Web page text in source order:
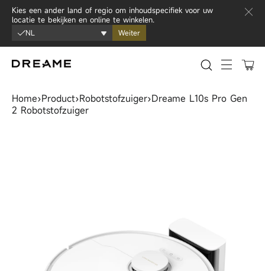
Ga naar inhoud
Kies een ander land of regio om inhoudspecifiek voor uw
locatie te bekijken en online te winkelen.
NL Weiter
Home›Product›Robotstofzuiger›Dreame L10s Pro Gen
2 Robotstofzuiger